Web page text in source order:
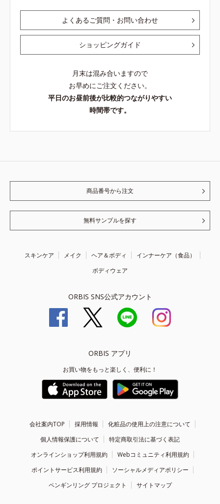
よくあるご質問・お問い合わせ
ショッピングガイド
月末は混み合いますので
お早めにご注文ください。
平日のお昼前後が比較的つながりやすい
時間帯です。
商品番号から注文
無料サンプルを探す
スキンケア メイク ヘア＆ボディ
インナーケア（食品）
ボディウェア
ORBIS SNS公式アカウント
ORBIS アプリ
お買い物をもっと楽しく、便利に！
会社案内TOP 採用情報
化粧品の使用上の注意について
個人情報保護について
特定商取引法に基づく表記
オンラインショップ利用規約
Webコミュニティ利用規約
ポイントサービス利用規約
ソーシャルメディアポリシー
ペンギンリング プロジェクト
サイトマップ